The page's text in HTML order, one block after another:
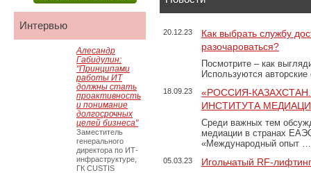
20.12.23
Как выбрать службу
разочароваться?
Посмотрите – как
Используются
18.09.23
«РОССИЯ-
ИНСТИТУТА
Среди важных тем
медиации в странах
«Международный опыт …
05.03.23 Игольчатый RF-
Интервью
Алесандр
Габидулин:
"Принципами
работы ИТ
должны стать
проактивность
и понимание
долгосрочных
целей бизнеса"
Заместитель
генерального
директора по ИТ-
инфраструктуре,
ГК CUSTIS